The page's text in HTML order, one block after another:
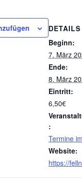
DETAILS
Beginn:
7. März
Ende:
8. März
Eintritt:
6,50€
:
Termine
Website:
https://